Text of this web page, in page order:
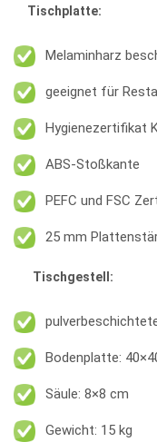
Tischplatte:
Melaminharz
geeignet für
Hygienezertifikat
ABS-Stoßkante
PEFC und FSC
25 mm
Tischgestell:
Bodenplatte:
Säule: 8×8 cm
Gewicht: 15 kg